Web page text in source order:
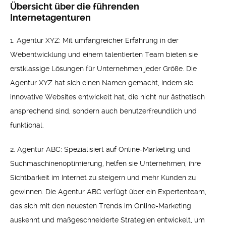
Übersicht über die führenden
Internetagenturen
1. Agentur XYZ: Mit umfangreicher Erfahrung in der
Webentwicklung und einem talentierten Team bieten sie
erstklassige Lösungen für Unternehmen jeder Größe. Die
Agentur XYZ hat sich einen Namen gemacht, indem sie
innovative Websites entwickelt hat, die nicht nur ästhetisch
ansprechend sind, sondern auch benutzerfreundlich und
funktional.
2. Agentur ABC: Spezialisiert auf Online-Marketing und
Suchmaschinenoptimierung, helfen sie Unternehmen, ihre
Sichtbarkeit im Internet zu steigern und mehr Kunden zu
gewinnen. Die Agentur ABC verfügt über ein Expertenteam,
das sich mit den neuesten Trends im Online-Marketing
auskennt und maßgeschneiderte Strategien entwickelt, um